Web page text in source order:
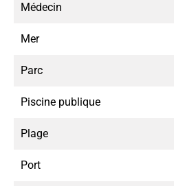
Médecin
Mer
Parc
Piscine publique
Plage
Port